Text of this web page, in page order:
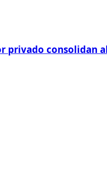
privado consolidan